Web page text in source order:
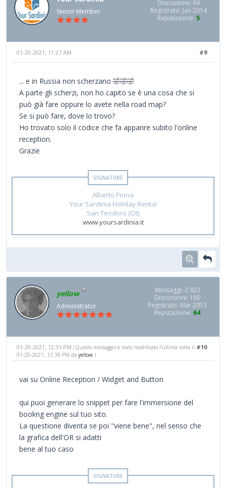
Senior Member
Discussioni: 94
Registrato: Jan 2014
Reputazione: 5
#9
01-20-2021, 11:27 AM
... e in Russia non scherzano 🤣🤣🤣
A parte gli scherzi, non ho capito se è una cosa che si
può già fare oppure lo avete nella road map?
Se si può fare, dove lo trovo?
Ho trovato solo il codice che fa apparire subito l'online
reception.
Grazie
Alberto Pinna
Your Sardinia Holiday Rental
San Teodoro (Ot)
www.yoursardinia.it
yellow
Administrator
Messaggi: 2,923
Discussioni: 160
Registrato: Mar 2013
Reputazione: 64
#10
01-20-2021, 12:35 PM (Questo messaggio è stato modificato l'ultima volta il:
01-20-2021, 12:39 PM da yellow.)
vai su Online Reception / Widget and Button
qui puoi generare lo snippet per fare l'immersione del
bookng engine sul tuo sito.
La questione diventa se poi "viene bene", nel senso che
la grafica dell'OR si adatti
bene al tuo caso